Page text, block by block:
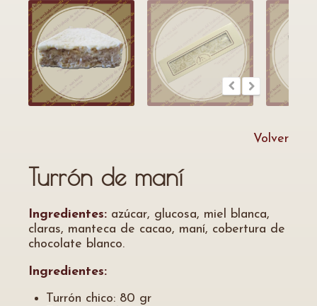
Volver
Turrón de maní
Ingredientes: azúcar, glucosa, miel blanca,
claras, manteca de cacao, maní, cobertura de
chocolate blanco.
Ingredientes:
Turrón chico: 80 gr